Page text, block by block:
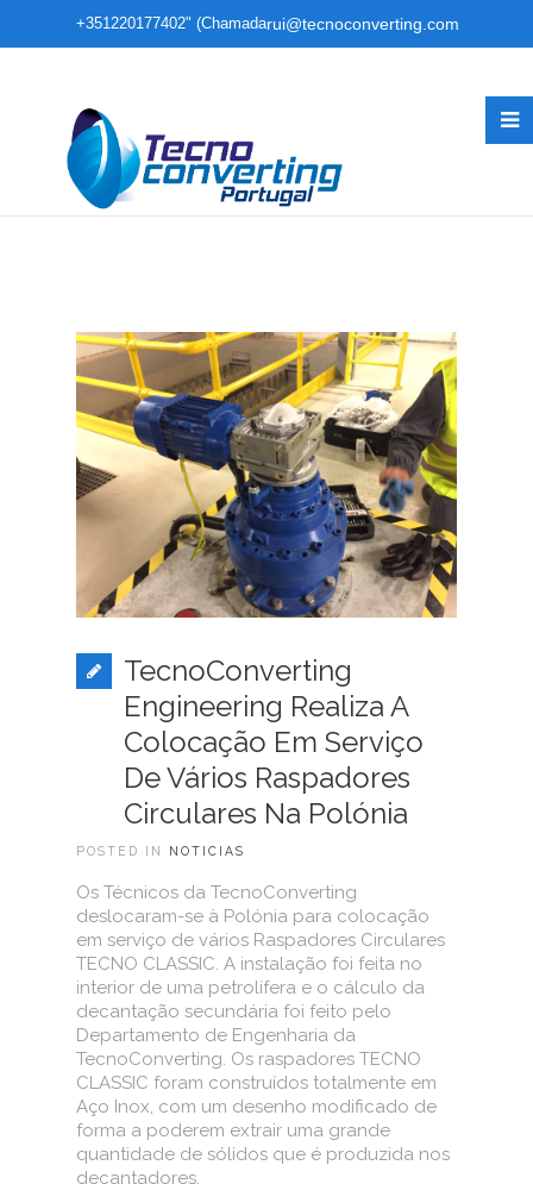
+351220177402" (Chamadarui@tecnoconverting.com
TecnoConverting
Engineering Realiza A
Colocação Em Serviço
De Vários Raspadores
Circulares Na Polónia
POSTED IN NOTICIAS
Os Técnicos da TecnoConverting
deslocaram-se à Polónia para colocação
em serviço de vários Raspadores Circulares
TECNO CLASSIC. A instalação foi feita no
interior de uma petrolífera e o cálculo da
decantação secundária foi feito pelo
Departamento de Engenharia da
TecnoConverting. Os raspadores TECNO
CLASSIC foram construídos totalmente em
Aço Inox, com um desenho modificado de
forma a poderem extrair uma grande
quantidade de sólidos que é produzida nos
decantadores.